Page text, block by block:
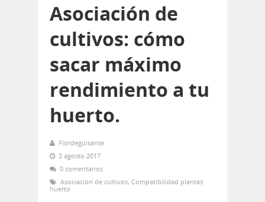
Asociación de
cultivos: cómo
sacar máximo
rendimiento a tu
huerto.
Flordeguisante
2 agosto 2017
0 comentarios
Asociación de cultivos, Compatibilidad plantas
huerto